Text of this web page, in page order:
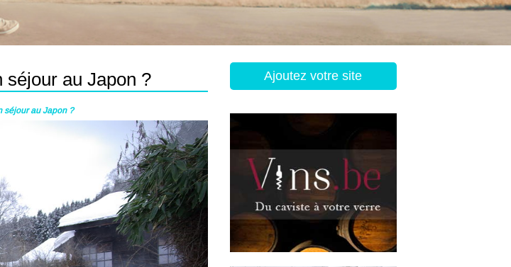
séjour au Japon ?
séjour au Japon ?
Ajoutez votre site